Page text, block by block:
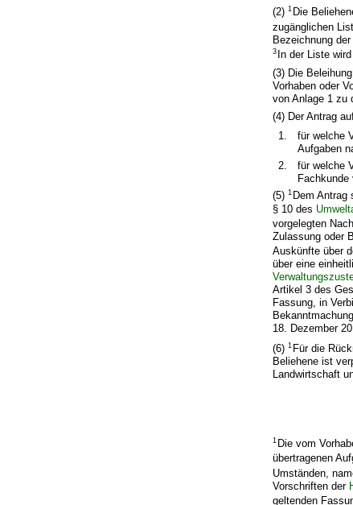
(2)1 Die
zugänglichen
Bezeichnung
3 In der Liste
(3) Die
Vorhaben oder
von Anlage 1 zu
(4) Der Antrag
1.
für welche
Aufgaben
2.
für welche
(5)1 Dem
§ 10 des
vorgelegten
Zulassung oder
Auskünfte über
über eine
Artikel 3 des
Fassung, in
18. Dezember
(6)1 Für die
Beliehene ist
Landwirtschaft
1 Die vom
übertragenen
Umständen,
Vorschriften der
geltenden